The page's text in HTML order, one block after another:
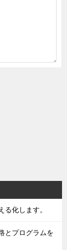
る化します。
とプログラムを